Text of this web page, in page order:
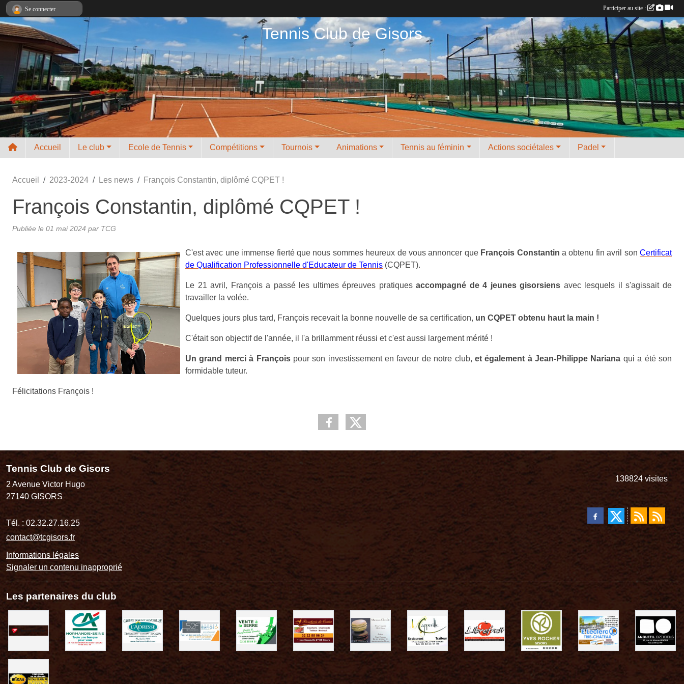
Tennis Club de Gisors
Accueil Le club Ecole de Tennis Compétitions Tournois Animations Tennis au féminin Actions sociétales Padel
Accueil 2023-2024 Les news François Constantin, diplômé CQPET !
François Constantin, diplômé CQPET !
Publiée le 01 mai 2024 par TCG
C'est avec une immense fierté que nous sommes heureux de vous annoncer que François Constantin a obtenu fin avril sonCertificat
de Qualification Professionnelle d'Educateur de Tennis (CQPET).
Le 21 avril, François a passé les ultimes épreuves pratiquesaccompagné de 4 jeunes gisorsiens avec lesquels il s'agissait de
travailler la volée.
Quelques jours plus tard, François recevait la bonne nouvelle de sa certification, un CQPET obtenu haut la main !
C'était son objectif de l'année, il l'a brillamment réussi et c'est aussi largement mérité !
Un grand merci à Françoispour son investissement en faveur de notre club, et également à Jean-Philippe Nariana qui a été son
formidable tuteur.
Félicitations François !
Tennis Club de Gisors
2 Avenue Victor Hugo
27140 GISORS
Tél. : 02.32.27.16.25
contact@tcgisors.fr
Informations légales
Signaler un contenu inapproprié
138824 visites
Les partenaires du club
Se connecter Participer au site :
Panneau de gestion des cookies